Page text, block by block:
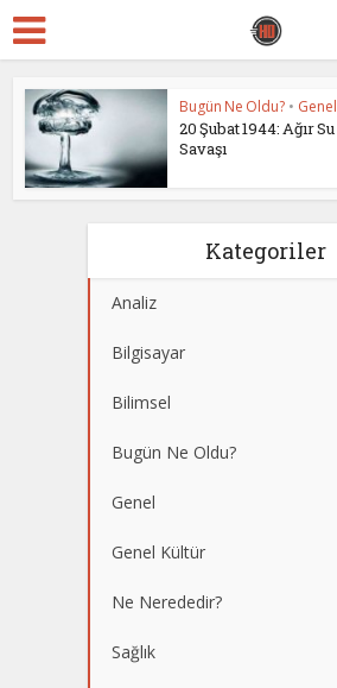
Bugün Ne Oldu? • Genel
20 Şubat 1944: Ağır Su
Savaşı
Kategoriler
Analiz
Bilgisayar
Bilimsel
Bugün Ne Oldu?
Genel
Genel Kültür
Ne Nerededir?
Sağlık